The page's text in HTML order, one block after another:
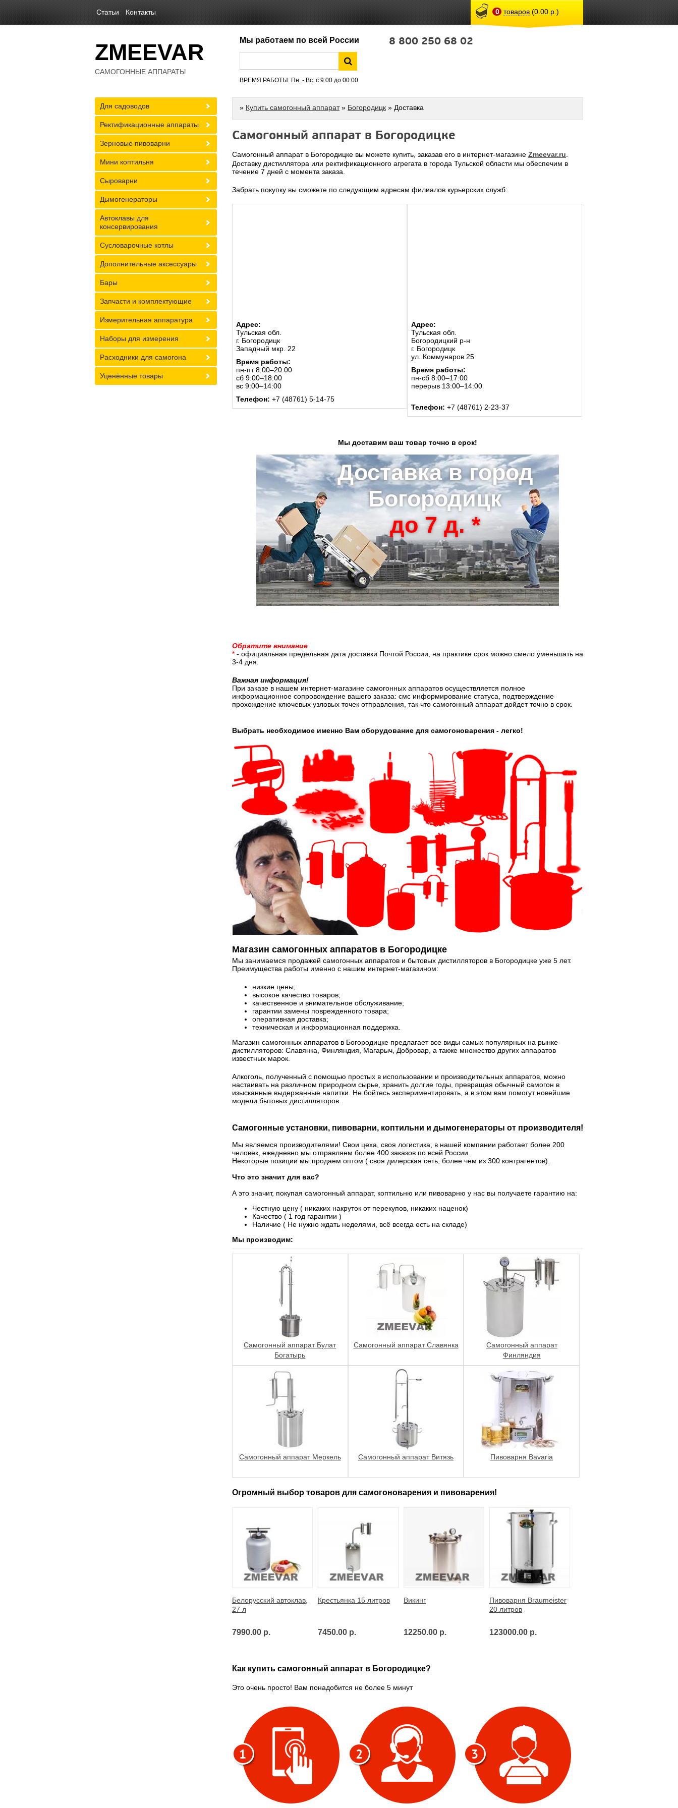
Статьи Контакты 0 товаров(0.00 р.)
ZMEEVAR
САМОГОННЫЕ АППАРАТЫ
Мы работаем по всей России
ВРЕМЯ РАБОТЫ: Пн. - Вс. с 9:00 до 00:00
8 800 250 68 02
» Купить самогонный аппарат» Богородицк » Доставка
Самогонный аппарат в Богородицке
Самогонный аппарат в Богородицке вы можете купить, заказав его в интернет-магазине Zmeevar.ru
Доставку дистиллятора или ректификационного агрегата в города Тульской области мы обеспечим в
течение 7 дней с момента заказа.
Забрать покупку вы сможете по следующим адресам филиалов курьерских служб:
Адрес:
Тульская обл.
г. Богородицк
Западный мкр. 22
Время работы:
пн-пт 8:00–20:00
сб 9:00–18:00
вс 9:00–14:00
Телефон: +7 (48761) 5-14-75
Адрес:
Тульская обл.
Богородицкий р-н
г. Богородицк
ул. Коммунаров 25
Время работы:
пн-сб 8:00–17:00
перерыв 13:00–14:00
Телефон: +7 (48761) 2-23-37
Мы доставим ваш товар точно в срок!
Доставка в город
Богородицк
до 7 д. *
Обратите внимание
* - официальная предельная дата доставки Почтой России, на практике срок можно смело уменьшать на
3-4 дня.
Важная информация!
При заказе в нашем интернет-магазине самогонных аппаратов осуществляется полное
информационное сопровождение вашего заказа: смс информирование статуса, подтверждение
прохождение ключевых узловых точек отправления, так что самогонный аппарат дойдет точно в срок.
Выбрать необходимое именно Вам оборудование для самогоноварения - легко!
Магазин самогонных аппаратов в Богородицке
Мы занимаемся продажей самогонных аппаратов и бытовых дистилляторов в Богородицке уже 5 лет.
Преимущества работы именно с нашим интернет-магазином:
низкие цены;
высокое качество товаров;
качественное и внимательное обслуживание;
гарантии замены поврежденного товара;
оперативная доставка;
техническая и информационная поддержка.
Магазин самогонных аппаратов в Богородицке предлагает все виды самых популярных на рынке
дистилляторов: Славянка, Финляндия, Магарыч, Добровар, а также множество других аппаратов
известных марок.
Алкоголь, полученный с помощью простых в использовании и производительных аппаратов, можно
настаивать на различном природном сырье, хранить долгие годы, превращая обычный самогон в
изысканные выдержанные напитки. Не бойтесь экспериментировать, а в этом вам помогут новейшие
модели бытовых дистилляторов.
Самогонные установки, пивоварни, коптильни и дымогенераторы от производителя!
Мы являемся производителями! Свои цеха, своя логистика, в нашей компании работает более 200
человек, ежедневно мы отправляем более 400 заказов по всей России.
Некоторые позиции мы продаем оптом ( своя дилерская сеть, более чем из 300 контрагентов).
Что это значит для вас?
А это значит, покупая самогонный аппарат, коптильню или пивоварню у нас вы получаете гарантию на:
Честную цену ( никаких накруток от перекупов, никаких наценок)
Качество ( 1 год гарантии )
Наличие ( Не нужно ждать неделями, всё всегда есть на складе)
Мы производим:
Самогонный аппарат Булат
Богатырь
Самогонный аппарат Славянка
Самогонный аппарат
Финляндия
Самогонный аппарат Меркель Самогонный аппарат Витязь Пивоварня Bavaria
Огромный выбор товаров для самогоноварения и пивоварения!
Белорусский автоклав,
27 л
7990.00 р.
Крестьянка 15 литров
7450.00 р.
Викинг
12250.00 р.
Пивоварня Braumeister
20 литров
123000.00 р.
Как купить самогонный аппарат в Богородицке?
Это очень просто! Вам понадобится не более 5 минут
Для садоводов
Ректификационные аппараты
Зерновые пивоварни
Мини коптильня
Сыроварни
Дымогенераторы
Автоклавы для
консервирования
Сусловарочные котлы
Дополнительные аксессуары
Бары
Запчасти и комплектующие
Измерительная аппаратура
Наборы для измерения
Расходники для самогона
Уценённые товары